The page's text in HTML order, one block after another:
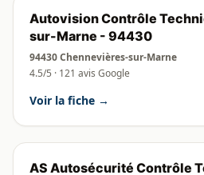
Autovision Contrôle
sur-Marne - 94430
94430 Chennevières-sur-Marne
4.5/5 · 121 avis Google
Voir la fiche →
AS Autosécurité Contrôle